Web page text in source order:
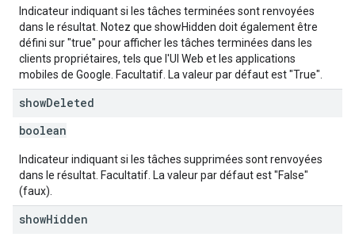
Indicateur indiquant si les tâches terminées sont renvoyées
dans le résultat. Notez que showHidden doit également être
défini sur "true" pour afficher les tâches terminées dans les
clients propriétaires, tels que l'UI Web et les applications
mobiles de Google. Facultatif. La valeur par défaut est "True".
showDeleted
boolean
Indicateur indiquant si les tâches supprimées sont renvoyées
dans le résultat. Facultatif. La valeur par défaut est "False"
(faux).
showHidden